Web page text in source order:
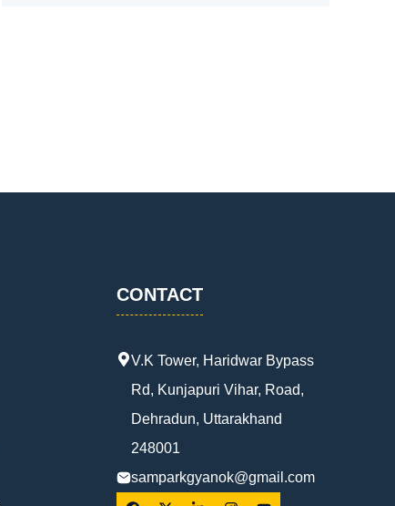
CONTACT
V.K Tower, Haridwar Bypass
Rd, Kunjapuri Vihar, Road,
Dehradun, Uttarakhand
248001
samparkgyanok@gmail.com